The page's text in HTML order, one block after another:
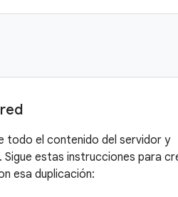
todo el contenido del servidor y
estas instrucciones para
esa duplicación: